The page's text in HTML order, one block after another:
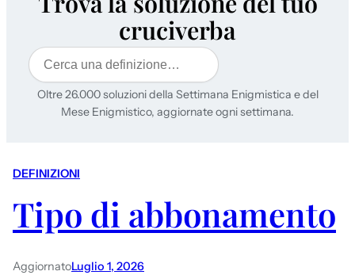
cruciverba
Cerca
Oltre 26.000 soluzioni della Settimana Enigmistica e del
Mese Enigmistico, aggiornate ogni settimana.
DEFINIZIONI
Tipo di abbonamento
AggiornatoLuglio 1, 2026